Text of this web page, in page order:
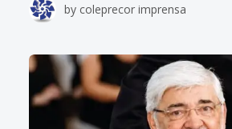
ecossistema jurídico foi pauta na 5ª
by coleprecor imprensa